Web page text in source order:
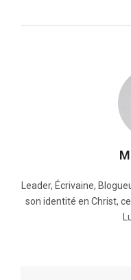
Leader, Écrivaine,
son identité en Christ,